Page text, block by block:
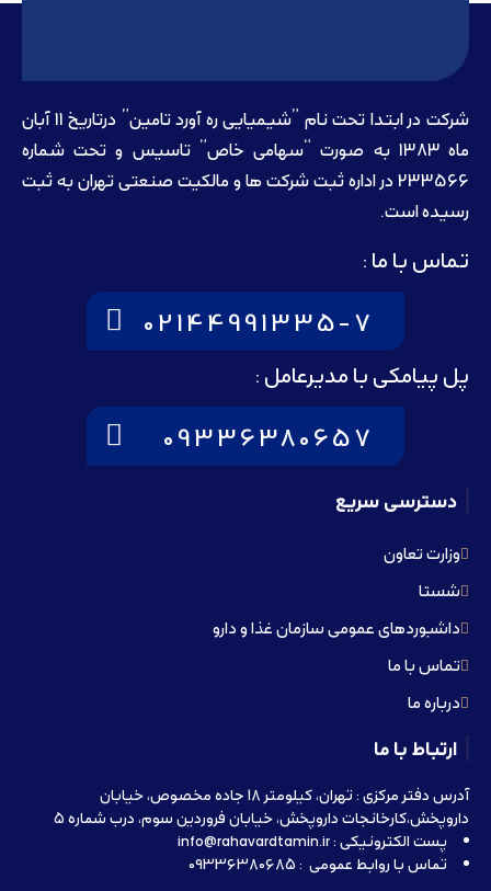
شرکت در ابتدا تحت نام ”شیمیایی ره آورد تامين” درتاريخ 11 آبان
ماه 1383 به صورت “سهامی خاص” تاسيس و تحت شماره
233566 در اداره ثبت شرکت ها و مالکيت صنعتی تهران به ثبت
رسيده است.
تماس با ما :
02144991335-7
پل پیامکی با مدیرعامل :
09336380657
دسترسی سریع
وزارت تعاون
شستا
داشبوردهای عمومی سازمان غذا و دارو
تماس با ما
درباره ما
ارتباط با ما
آدرس دفتر مرکزی : تهران، کیلومتر 18 جاده مخصوص، خیابان
داروپخش،کارخانجات داروپخش، خیابان فروردین سوم، درب شماره 5
پست الکترونیکی : info@rahavardtamin.ir
تماس با روابط عمومی : 09336380685